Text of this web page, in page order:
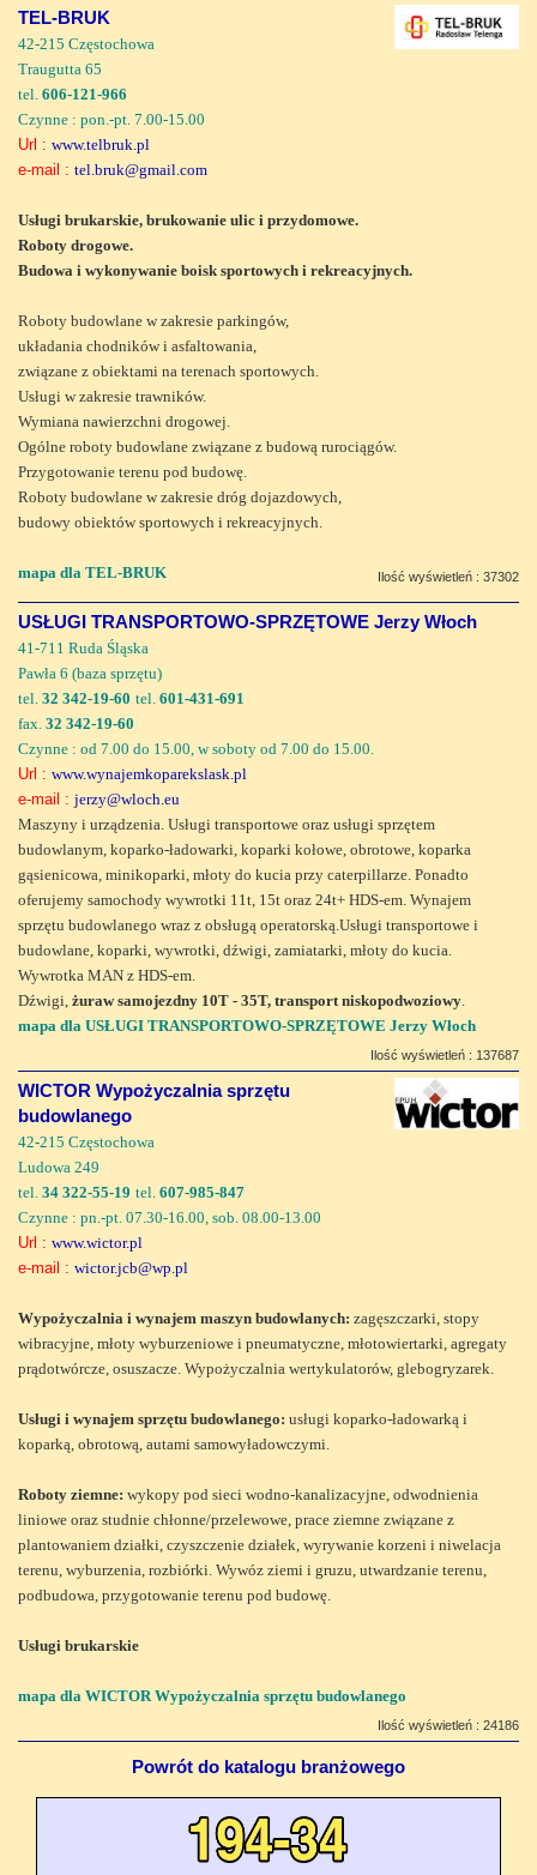
TEL-BRUK
42-215 Częstochowa
Traugutta 65
tel. 606-121-966
Czynne : pon.-pt. 7.00-15.00
Url : www.telbruk.pl
e-mail : tel.bruk@gmail.com
Usługi brukarskie, brukowanie ulic i przydomowe.
Roboty drogowe.
Budowa i wykonywanie boisk sportowych i rekreacyjnych.
Roboty budowlane w zakresie parkingów,
układania chodników i asfaltowania,
związane z obiektami na terenach sportowych.
Usługi w zakresie trawników.
Wymiana nawierzchni drogowej.
Ogólne roboty budowlane związane z budową rurociągów.
Przygotowanie terenu pod budowę.
Roboty budowlane w zakresie dróg dojazdowych,
budowy obiektów sportowych i rekreacyjnych.
mapa dla TEL-BRUK Ilość wyświetleń : 37302
USŁUGI TRANSPORTOWO-SPRZĘTOWE Jerzy Włoch
41-711 Ruda Śląska
Pawła 6 (baza sprzętu)
tel. 32 342-19-60 tel. 601-431-691
fax. 32 342-19-60
Czynne : od 7.00 do 15.00, w soboty od 7.00 do 15.00.
Url : www.wynajemkoparekslask.pl
e-mail : jerzy@wloch.eu
Maszyny i urządzenia. Usługi transportowe oraz usługi sprzętem
budowlanym, koparko-ładowarki, koparki kołowe, obrotowe, koparka
gąsienicowa, minikoparki, młoty do kucia przy caterpillarze. Ponadto
oferujemy samochody wywrotki 11t, 15t oraz 24t+ HDS-em. Wynajem
sprzętu budowlanego wraz z obsługą operatorską.Usługi transportowe i
budowlane, koparki, wywrotki, dźwigi, zamiatarki, młoty do kucia.
Wywrotka MAN z HDS-em.
Dźwigi, żuraw samojezdny 10T - 35T, transport niskopodwoziowy
mapa dla USŁUGI TRANSPORTOWO-SPRZĘTOWE Jerzy Włoch
Ilość wyświetleń : 137687
WICTOR Wypożyczalnia sprzętu
budowlanego
42-215 Częstochowa
Ludowa 249
tel. 34 322-55-19 tel. 607-985-847
Czynne : pn.-pt. 07.30-16.00, sob. 08.00-13.00
Url : www.wictor.pl
e-mail : wictor.jcb@wp.pl
Wypożyczalnia i wynajem maszyn budowlanych: zagęszczarki, stopy
wibracyjne, młoty wyburzeniowe i pneumatyczne, młotowiertarki, agregaty
prądotwórcze, osuszacze. Wypożyczalnia wertykulatorów, glebogryzarek.
Usługi i wynajem sprzętu budowlanego: usługi koparko-ładowarką i
koparką, obrotową, autami samowyładowczymi.
Roboty ziemne: wykopy pod sieci wodno-kanalizacyjne, odwodnienia
liniowe oraz studnie chłonne/przelewowe, prace ziemne związane z
plantowaniem działki, czyszczenie działek, wyrywanie korzeni i niwelacja
terenu, wyburzenia, rozbiórki. Wywóz ziemi i gruzu, utwardzanie terenu,
podbudowa, przygotowanie terenu pod budowę.
Usługi brukarskie
mapa dla WICTOR Wypożyczalnia sprzętu budowlanego
Ilość wyświetleń : 24186
Powrót do katalogu branżowego